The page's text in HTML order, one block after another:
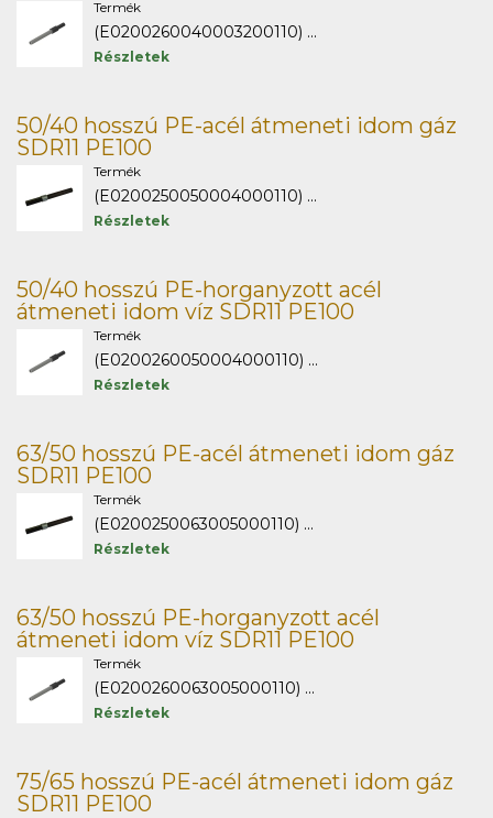
Termék
(E0200260040003200110) ...
Részletek
50/40 hosszú PE-acél átmeneti idom gáz
SDR11 PE100
Termék
(E0200250050004000110) ...
Részletek
50/40 hosszú PE-horganyzott acél
átmeneti idom víz SDR11 PE100
Termék
(E0200260050004000110) ...
Részletek
63/50 hosszú PE-acél átmeneti idom gáz
SDR11 PE100
Termék
(E0200250063005000110) ...
Részletek
63/50 hosszú PE-horganyzott acél
átmeneti idom víz SDR11 PE100
Termék
(E0200260063005000110) ...
Részletek
75/65 hosszú PE-acél átmeneti idom gáz
SDR11 PE100